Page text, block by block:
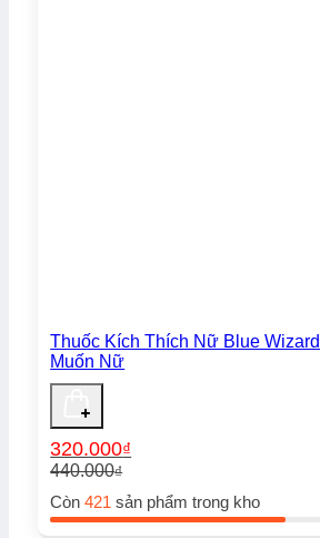
Thuốc Kích Thích Nữ Blue
Muốn Nữ
440.000₫
gốc
là:
320.000₫
hiện
tại
Còn421 sản phẩm trong kho